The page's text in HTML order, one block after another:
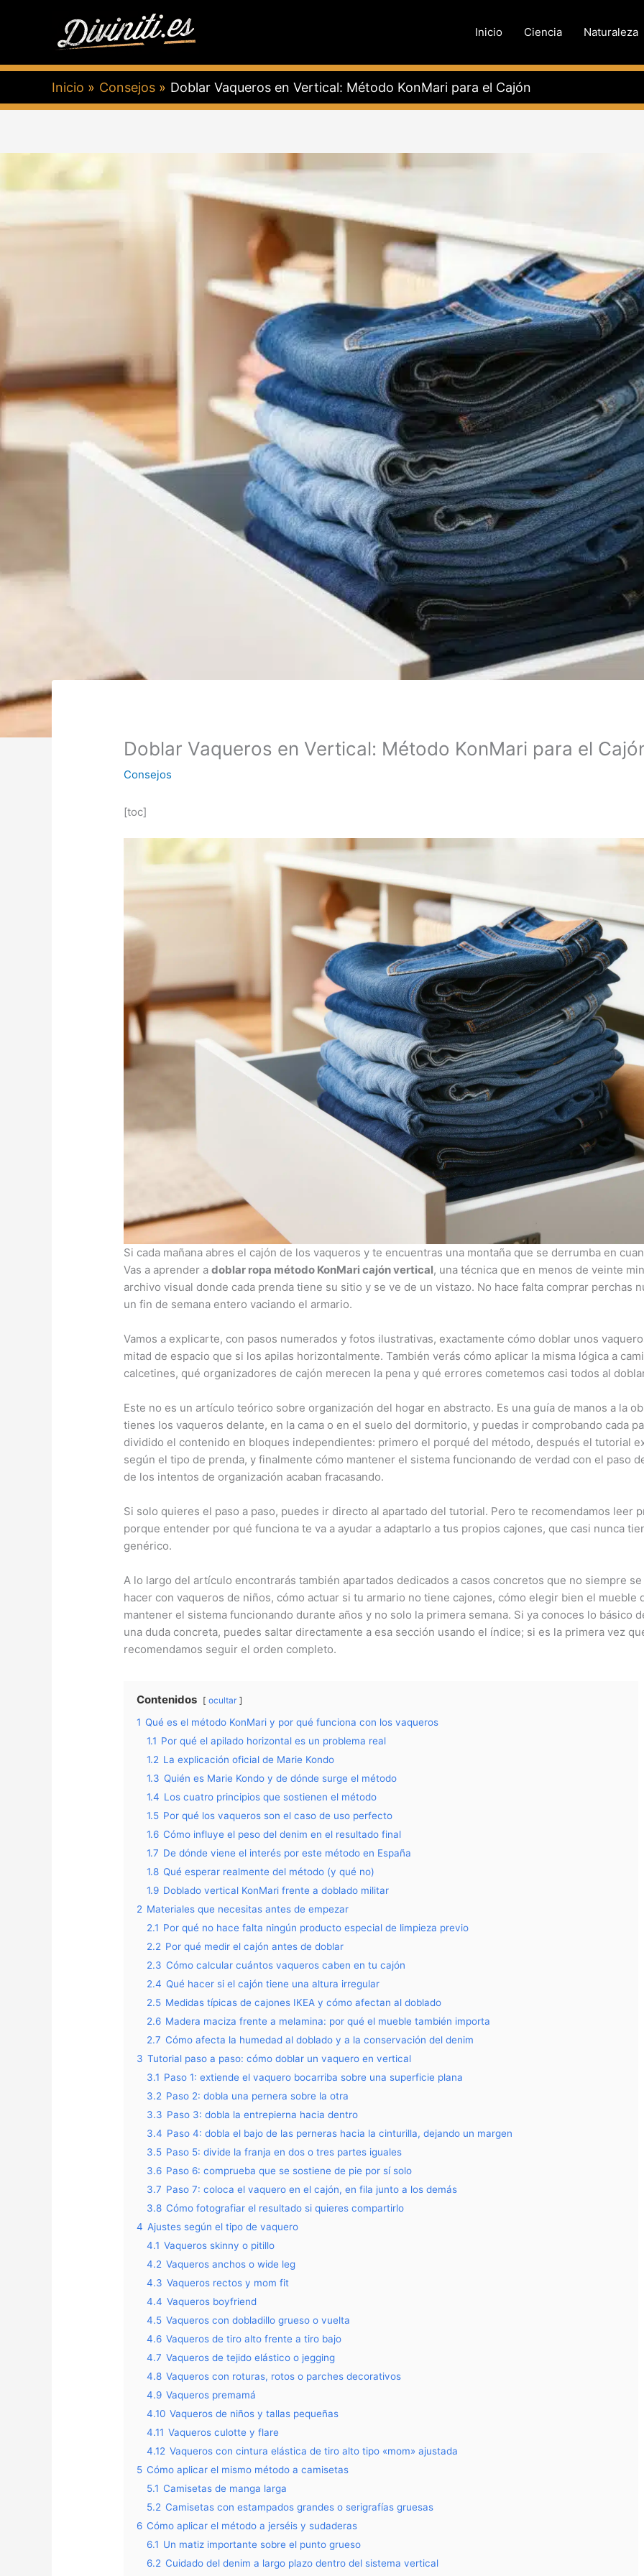
Inicio Ciencia Naturaleza
Inicio Consejos Doblar Vaqueros en Vertical: Método KonMari para el Cajón
Doblar Vaqueros en Vertical: Método KonMari para el
Consejos
[toc]
Si cada mañana abres el cajón de los vaqueros y te encuentras una montaña que se derrumba en
Vas a aprender adoblar ropa método KonMari cajón vertical, una técnica que en menos de veinte
archivo visual donde cada prenda tiene su sitio y se ve de un vistazo. No hace falta comprar perchas
un fin de semana entero vaciando el armario.
Vamos a explicarte, con pasos numerados y fotos ilustrativas, exactamente cómo doblar unos
mitad de espacio que si los apilas horizontalmente. También verás cómo aplicar la misma lógica a
calcetines, qué organizadores de cajón merecen la pena y qué errores cometemos casi todos al
Este no es un artículo teórico sobre organización del hogar en abstracto. Es una guía de manos a la
tienes los vaqueros delante, en la cama o en el suelo del dormitorio, y puedas ir comprobando cada
dividido el contenido en bloques independientes: primero el porqué del método, después el tutorial
según el tipo de prenda, y finalmente cómo mantener el sistema funcionando de verdad con el paso
de los intentos de organización acaban fracasando.
Si solo quieres el paso a paso, puedes ir directo al apartado del tutorial. Pero te recomendamos leer
porque entender por qué funciona te va a ayudar a adaptarlo a tus propios cajones, que casi nunca
genérico.
A lo largo del artículo encontrarás también apartados dedicados a casos concretos que no siempre
hacer con vaqueros de niños, cómo actuar si tu armario no tiene cajones, cómo elegir bien el mueble
mantener el sistema funcionando durante años y no solo la primera semana. Si ya conoces lo básico
una duda concreta, puedes saltar directamente a esa sección usando el índice; si es la primera vez
recomendamos seguir el orden completo.
Contenidos ocultar
1 Qué es el método KonMari y por qué funciona con los vaqueros
1.1 Por qué el apilado horizontal es un problema real
1.2 La explicación oficial de Marie Kondo
1.3 Quién es Marie Kondo y de dónde surge el método
1.4 Los cuatro principios que sostienen el método
1.5 Por qué los vaqueros son el caso de uso perfecto
1.6 Cómo influye el peso del denim en el resultado final
1.7 De dónde viene el interés por este método en España
1.8 Qué esperar realmente del método (y qué no)
1.9 Doblado vertical KonMari frente a doblado militar
2 Materiales que necesitas antes de empezar
2.1 Por qué no hace falta ningún producto especial de limpieza previo
2.2 Por qué medir el cajón antes de doblar
2.3 Cómo calcular cuántos vaqueros caben en tu cajón
2.4 Qué hacer si el cajón tiene una altura irregular
2.5 Medidas típicas de cajones IKEA y cómo afectan al doblado
2.6 Madera maciza frente a melamina: por qué el mueble también importa
2.7 Cómo afecta la humedad al doblado y a la conservación del denim
3 Tutorial paso a paso: cómo doblar un vaquero en vertical
3.1 Paso 1: extiende el vaquero bocarriba sobre una superficie plana
3.2 Paso 2: dobla una pernera sobre la otra
3.3 Paso 3: dobla la entrepierna hacia dentro
3.4 Paso 4: dobla el bajo de las perneras hacia la cinturilla, dejando un margen
3.5 Paso 5: divide la franja en dos o tres partes iguales
3.6 Paso 6: comprueba que se sostiene de pie por sí solo
3.7 Paso 7: coloca el vaquero en el cajón, en fila junto a los demás
3.8 Cómo fotografiar el resultado si quieres compartirlo
4 Ajustes según el tipo de vaquero
4.1 Vaqueros skinny o pitillo
4.2 Vaqueros anchos o wide leg
4.3 Vaqueros rectos y mom fit
4.4 Vaqueros boyfriend
4.5 Vaqueros con dobladillo grueso o vuelta
4.6 Vaqueros de tiro alto frente a tiro bajo
4.7 Vaqueros de tejido elástico o jegging
4.8 Vaqueros con roturas, rotos o parches decorativos
4.9 Vaqueros premamá
4.10 Vaqueros de niños y tallas pequeñas
4.11 Vaqueros culotte y flare
4.12 Vaqueros con cintura elástica de tiro alto tipo «mom» ajustada
5 Cómo aplicar el mismo método a camisetas
5.1 Camisetas de manga larga
5.2 Camisetas con estampados grandes o serigrafías gruesas
6 Cómo aplicar el método a jerséis y sudaderas
6.1 Un matiz importante sobre el punto grueso
6.2 Cuidado del denim a largo plazo dentro del sistema vertical